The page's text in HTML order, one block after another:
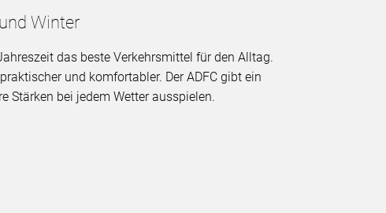
Winter
das beste Verkehrsmittel für den Alltag.
und komfortabler. Der ADFC gibt ein
Stärken bei jedem Wetter ausspielen.